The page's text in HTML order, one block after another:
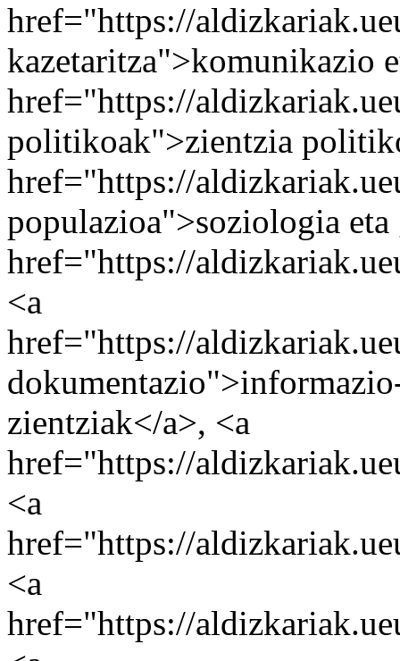
href="https://
kazetaritza">komunikazio
href="https://
politikoak">zientzia
href="https://
populazioa">soziologia
href="https://
<a
href="https://
zientziak</a>, <a
href="https://
<a
href="https://
<a
href="https://